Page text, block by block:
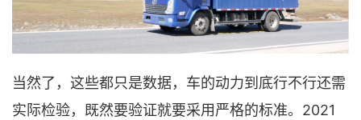
当然了，这些都只是数据，车的动力到底行不行还需
实际检验，既然要验证就要采用严格的标准。2021